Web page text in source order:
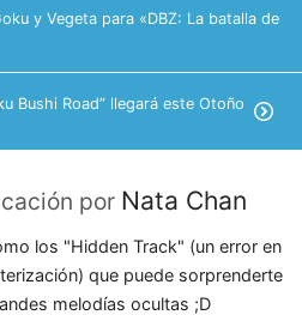
y Vegeta para «DBZ: La batalla de
Bushi Road” llegará este Otoño
por Nata Chan
los "Hidden Track" (un error en
que puede sorprenderte
melodías ocultas ;D